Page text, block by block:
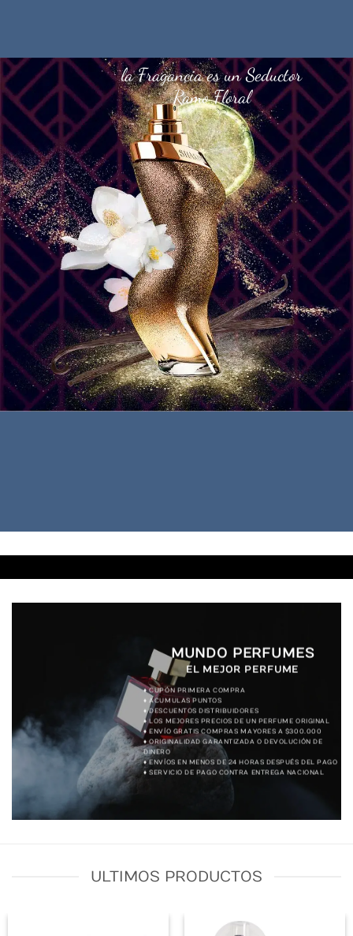
la Fragancia es un Seductor
Ramo Floral
MUNDO PERFUMES
EL MEJOR PERFUME
♦ CUPÓN PRIMERA COMPRA
♦ ACUMULAS PUNTOS
♦ DESCUENTOS DISTRIBUIDORES
♦ LOS MEJORES PRECIOS DE UN PERFUME ORIGINAL
♦ ENVÍO GRATIS COMPRAS MAYORES A $300.000
♦ ORIGINALIDAD GARANTIZADA O DEVOLUCIÓN DE
DINERO
♦ ENVÍOS EN MENOS DE 24 HORAS DESPUÉS DEL PAGO
♦ SERVICIO DE PAGO CONTRA ENTREGA NACIONAL
ULTIMOS PRODUCTOS